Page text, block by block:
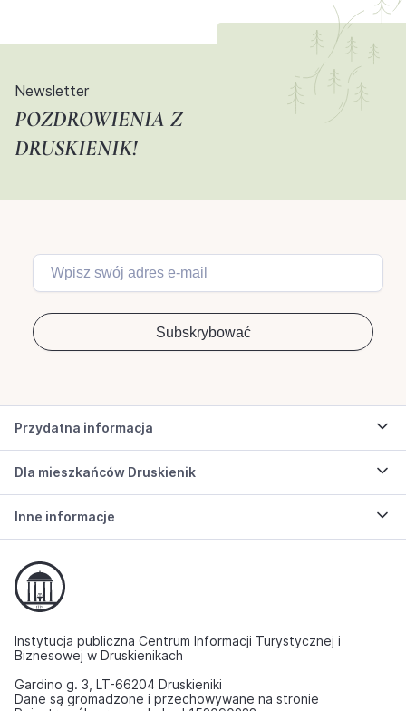
Newsletter
POZDROWIENIA Z
DRUSKIENIK!
Przydatna informacja
Dla mieszkańców Druskienik
Inne informacje
Instytucja publiczna Centrum Informacji Turystycznej i
Biznesowej w Druskienikach
Gardino g. 3, LT-66204 Druskieniki
Dane są gromadzone i przechowywane na stronie